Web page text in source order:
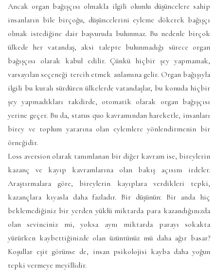
Ancak organ bağışçısı olmakla ilgili olumlu düşüncelere sahip
insanların bile birçoğu, düşüncelerini eyleme dökerek bağışçı
olmak istediğine dair başvuruda bulunmaz. Bu nedenle birçok
ülkede her vatandaş, aksi talepte bulunmadığı sürece organ
bağışçısı olarak kabul edilir. Çünkü hiçbir şey yapmamak,
varsayılan seçeneği tercih etmek anlamına gelir. Organ bağışıyla
ilgili bu kuralı sürdüren ülkelerde vatandaşlar, bu konuda hiçbir
şey yapmadıkları takdirde, otomatik olarak organ bağışçısı
yerine geçer. Bu da, status quo kavramından hareketle, insanları
birey ve toplum yararına olan eylemlere yönlendirmenin bir
örneğidir.
Loss aversion olarak tanımlanan bir diğer kavram ise, bireylerin
kazanç ve kayıp kavramlarına olan bakış açısını irdeler.
Araştırmalara göre, bireylerin kayıplara verdikleri tepki,
kazançlara kıyasla daha fazladır. Bir düşünün: Bir anda hiç
beklemediğiniz bir yerden yüklü miktarda para kazandığınızda
olan sevinciniz mi, yoksa aynı miktarda parayı sokakta
yürürken kaybettiğinizde olan üzüntünüz mü daha ağır basar?
Koşullar eşit görünse de, insan psikolojisi kayba daha yoğun
tepki vermeye meyillidir.